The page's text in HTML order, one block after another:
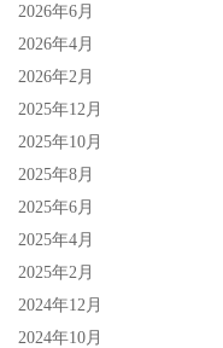
2026年6月
2026年4月
2026年2月
2025年12月
2025年10月
2025年8月
2025年6月
2025年4月
2025年2月
2024年12月
2024年10月